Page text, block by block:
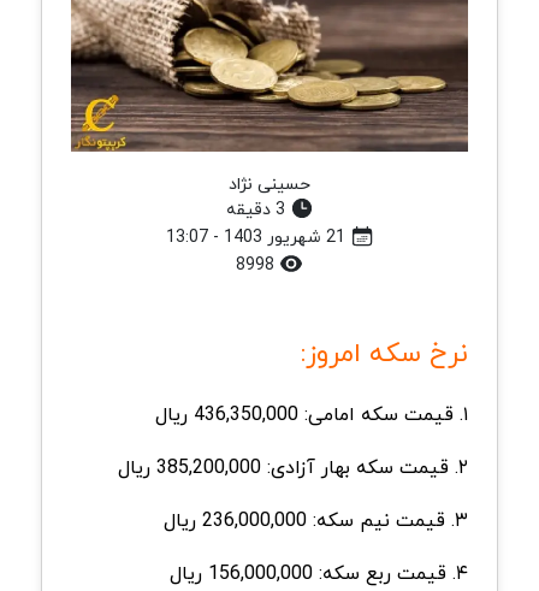
حسینی نژاد
نرخ سکه امروز:
۱. قیمت سکه امامی: 436,350,000 ریال
۲. قیمت سکه
بهار آزادی: 385,200,000 ریال
۳. قیمت نیم سکه: 236,000,000 ریال
۴. قیمت ربع سکه: 156,000,000 ریال